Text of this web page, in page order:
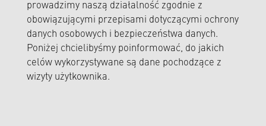
prowadzimy naszą działalność zgodnie z
obowiązującymi przepisami dotyczącymi ochrony
danych osobowych i bezpieczeństwa danych.
Poniżej chcielibyśmy poinformować, do jakich
celów wykorzystywane są dane pochodzące z
wizyty użytkownika.